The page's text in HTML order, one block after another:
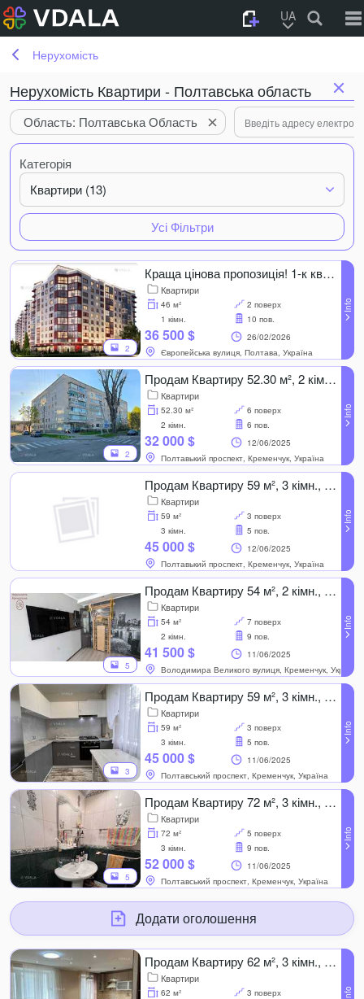
UA
Нерухомість
Нерухомість Квартири - Полтавська область
Область: Полтавська Область
Категорія
Квартири (13)
Усі Фільтри
2
Краща цінова пропозиція! 1-к квартира в ЖК Європейський
Квартири
46 м²
2 поверх
1 кімн.
10 пов.
36 500 $
26/02/2026
Європейська вулиця, Полтава, Україна
2
Продам Квартиру 52.30 м², 2 кімн., 6 поверх.
Квартири
52.30 м²
6 поверх
2 кімн.
6 пов.
32 000 $
12/06/2025
Полтавький проспект, Кременчук, Україна
Продам Квартиру 59 м², 3 кімн., 3 поверх.
Квартири
59 м²
3 поверх
3 кімн.
5 пов.
45 000 $
12/06/2025
Полтавький проспект, Кременчук, Україна
5
Продам Квартиру 54 м², 2 кімн., 7 поверх.
Квартири
54 м²
7 поверх
2 кімн.
9 пов.
41 500 $
11/06/2025
Володимира Великого вулиця, Кременчук, Україна
3
Продам Квартиру 59 м², 3 кімн., 3 поверх.
Квартири
59 м²
3 поверх
3 кімн.
5 пов.
45 000 $
11/06/2025
Полтавський проспект, Кременчук, Україна
5
Продам Квартиру 72 м², 3 кімн., 5 поверх.
Квартири
72 м²
5 поверх
3 кімн.
9 пов.
52 000 $
11/06/2025
Полтавський проспект, Кременчук, Україна
Додати оголошення
Продам Квартиру 62 м², 3 кімн., 3 поверх.
Квартири
62 м²
3 поверх